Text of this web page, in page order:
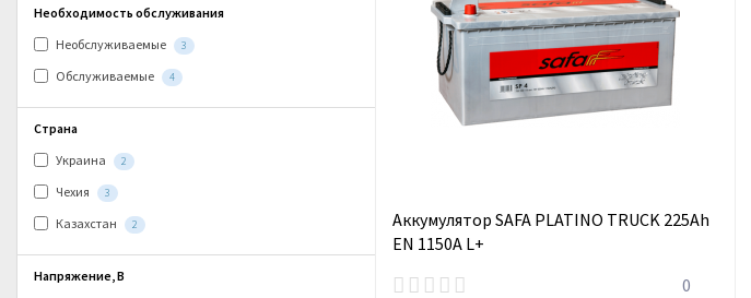
Необходимость обслуживания
Необслуживаемые
3
Обслуживаемые 4
Страна
Украина
2
Чехия 3
Казахстан 2
Напряжение, В
Аккумулятор SAFA PLATINO TRUCK 225Ah
EN 1150A L+
0